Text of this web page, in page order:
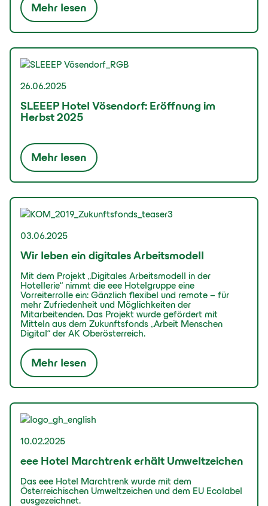
Mehr lesen
26.06.2025
SLEEEP Hotel Vösendorf: Eröffnung im
Herbst 2025
Mehr lesen
03.06.2025
Wir leben ein digitales Arbeitsmodell
Mit dem Projekt „Digitales Arbeitsmodell in der
Hotellerie“ nimmt die eee Hotelgruppe eine
Vorreiterrolle ein: Gänzlich flexibel und remote – für
mehr Zufriedenheit und Möglichkeiten der
Mitarbeitenden. Das Projekt wurde gefördert mit
Mitteln aus dem Zukunftsfonds „Arbeit Menschen
Digital“ der AK Oberösterreich.
Mehr lesen
10.02.2025
eee Hotel Marchtrenk erhält Umweltzeichen
Das eee Hotel Marchtrenk wurde mit dem
Österreichischen Umweltzeichen und dem EU Ecolabel
ausgezeichnet.